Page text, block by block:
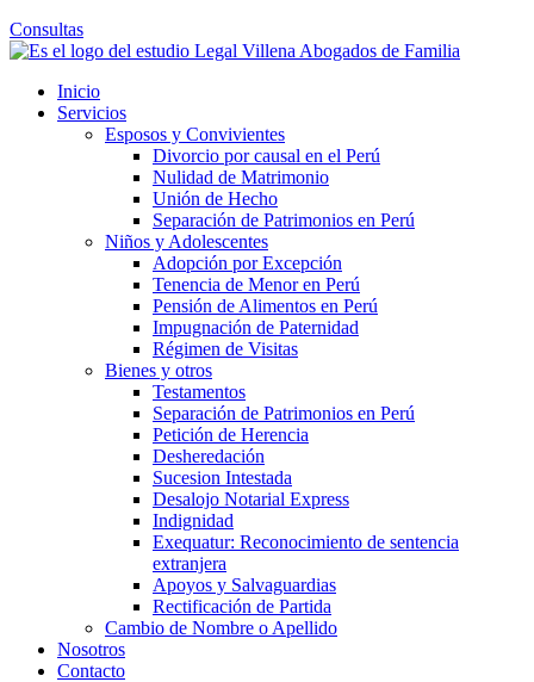
Consultas
Inicio
Servicios
Esposos y Convivientes
Divorcio por causal en el Perú
Nulidad de Matrimonio
Unión de Hecho
Separación de Patrimonios en Perú
Niños y Adolescentes
Adopción por Excepción
Tenencia de Menor en Perú
Pensión de Alimentos en Perú
Impugnación de Paternidad
Régimen de Visitas
Bienes y otros
Testamentos
Separación de Patrimonios en Perú
Petición de Herencia
Desheredación
Sucesion Intestada
Desalojo Notarial Express
Indignidad
Exequatur: Reconocimiento de sentencia
extranjera
Apoyos y Salvaguardias
Rectificación de Partida
Cambio de Nombre o Apellido
Nosotros
Contacto